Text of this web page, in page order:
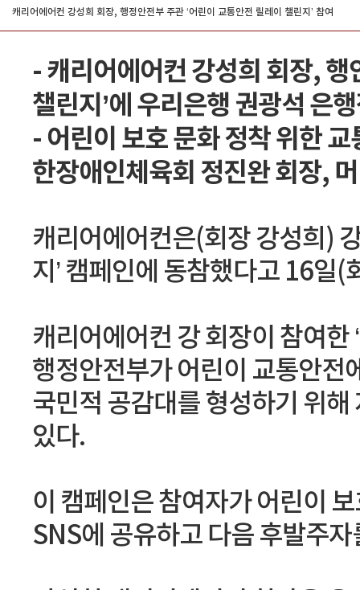
캐리어에어컨 강성희 회장, 행정안전부 주관 ‘어린이 교통안전 릴레이 챌린지’ 참여
- 캐리어에어컨 강성희 회장, 행
챌린지’에 우리은행 권광석 은
- 어린이 보호 문화 정착 위한
한장애인체육회 정진완 회장,
캐리어에어컨은(회장 강성희)
지’ 캠페인에 동참했다고 16일(
캐리어에어컨 강 회장이 참여한
행정안전부가 어린이 교통안전
국민적 공감대를 형성하기 위
있다.
이 캠페인은 참여자가 어린이
SNS에 공유하고 다음 후발주